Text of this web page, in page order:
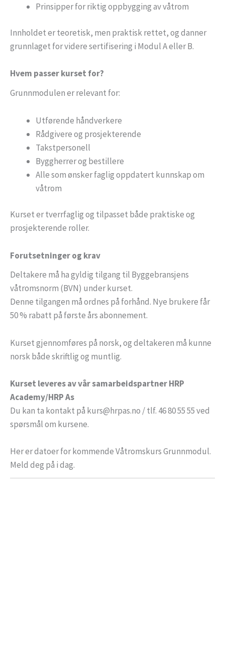
Prinsipper for riktig oppbygging av våtrom
Innholdet er teoretisk, men praktisk rettet, og danner
grunnlaget for videre sertifisering i Modul A eller B.
Hvem passer kurset for?
Grunnmodulen er relevant for:
Utførende håndverkere
Rådgivere og prosjekterende
Takstpersonell
Byggherrer og bestillere
Alle som ønsker faglig oppdatert kunnskap om
våtrom
Kurset er tverrfaglig og tilpasset både praktiske og
prosjekterende roller.
Forutsetninger og krav
Deltakere må ha gyldig tilgang til Byggebransjens
våtromsnorm (BVN) under kurset.
Denne tilgangen må ordnes på forhånd. Nye brukere får
50 % rabatt på første års abonnement.
Kurset gjennomføres på norsk, og deltakeren må kunne
norsk både skriftlig og muntlig.
Kurset leveres av vår samarbeidspartner HRP
Academy/HRP As
Du kan ta kontakt på kurs@hrpas.no / tlf. 46 80 55 55 ved
spørsmål om kursene.
Her er datoer for kommende Våtromskurs Grunnmodul.
Meld deg på i dag.